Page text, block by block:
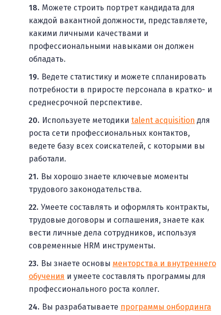
Можете строить портрет кандидата для
каждой вакантной должности, представляете,
какими личными качествами и
профессиональными навыками он должен
обладать.
Ведете статистику и можете спланировать
потребности в приросте персонала в кратко- и
среднесрочной перспективе.
Используете методики talent acquisition для
роста сети профессиональных контактов,
ведете базу всех соискателей, с которыми вы
работали.
Вы хорошо знаете ключевые моменты
трудового законодательства.
Умеете составлять и оформлять контракты,
трудовые договоры и соглашения, знаете как
вести личные дела сотрудников, используя
современные HRM инструменты.
Вы знаете основы менторства и внутреннего
обучения и умеете составлять программы для
профессионального роста коллег.
Вы разрабатываете программы онбординга